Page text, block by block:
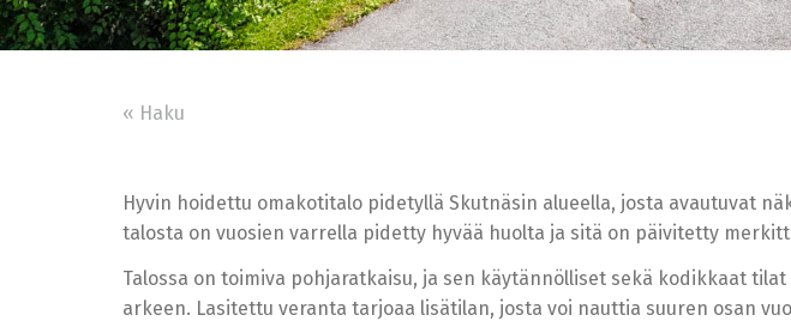
« Haku
Hyvin hoidettu omakotitalo pidetyllä Skutnäsin alueella, josta avautuvat
talosta on vuosien varrella pidetty hyvää huolta ja sitä on päivitetty
Talossa on toimiva pohjaratkaisu, ja sen käytännölliset sekä kodikkaat
arkeen. Lasitettu veranta tarjoaa lisätilan, josta voi nauttia suuren osan